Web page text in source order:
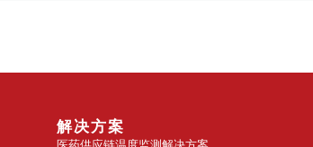
解决方案